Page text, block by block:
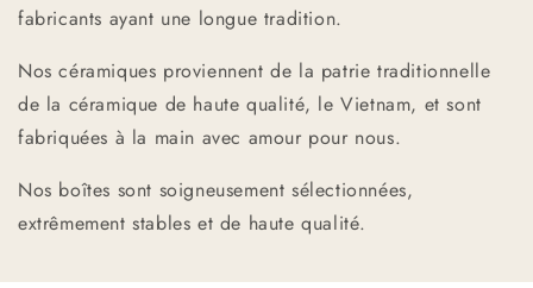
fabricants ayant une longue tradition.
Nos céramiques proviennent de la patrie traditionnelle
de la céramique de haute qualité, le Vietnam, et sont
fabriquées à la main avec amour pour nous.
Nos boîtes sont soigneusement sélectionnées,
extrêmement stables et de haute qualité.